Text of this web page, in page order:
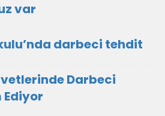
var
darbeci tehdit
Darbeci
Ediyor